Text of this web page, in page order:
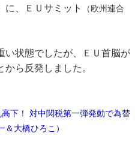
、ＥＵサミット
（欧州連合
状態でしたが、ＥＵ首脳が
ら反発しました。
下！ 対中関税第一弾発動で為替
大橋ひろこ）